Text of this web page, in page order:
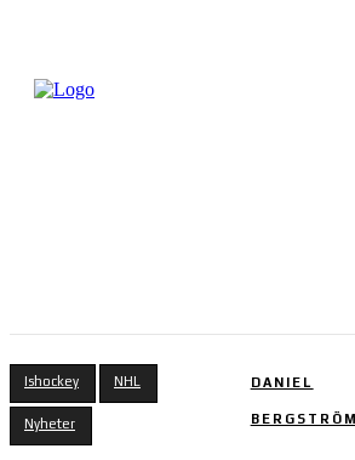
Ishockey NHL
Nyheter
DANIEL
BERGSTRÖM